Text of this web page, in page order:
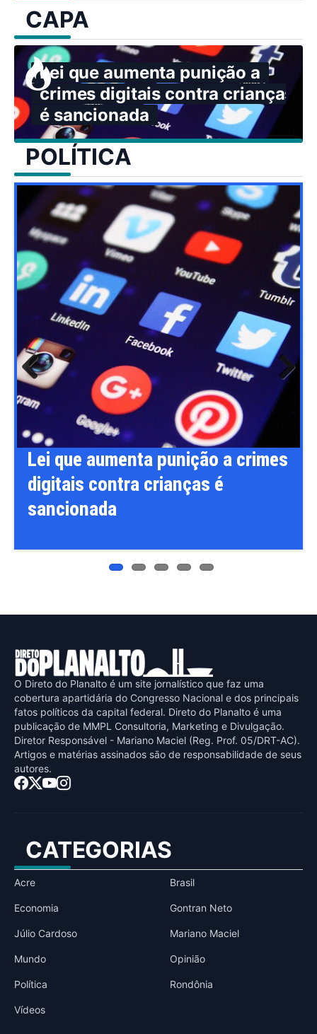
CAPA
Lei que aumenta punição a
crimes digitais contra crianças
é sancionada
POLÍTICA
Lei que aumenta punição a crimes
digitais contra crianças é
sancionada
Previ
ous
Next
O Direto do Planalto é um site jornalístico que faz uma
cobertura apartidária do Congresso Nacional e dos principais
fatos políticos da capital federal. Direto do Planalto é uma
publicaçāo de MMPL Consultoria, Marketing e Divulgaçāo.
Diretor Responsável - Mariano Maciel (Reg. Prof. 05/DRT-AC).
Artigos e matérias assinados sāo de responsabilidade de seus
autores.
CATEGORIAS
Acre Brasil
Economia Gontran Neto
Júlio Cardoso Mariano Maciel
Mundo Opinião
Política Rondônia
Vídeos